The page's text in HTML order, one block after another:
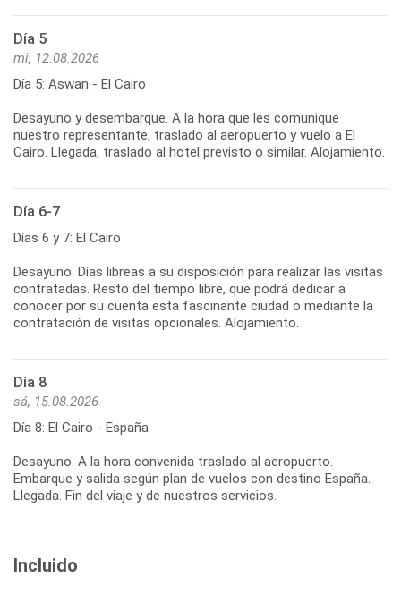
Día 5
mi, 12.08.2026
Día 5: Aswan - El Cairo
Desayuno y desembarque. A la hora que les comunique
nuestro representante, traslado al aeropuerto y vuelo a El
Cairo. Llegada, traslado al hotel previsto o similar. Alojamiento.
Día 6-7
Días 6 y 7: El Cairo
Desayuno. Días libreas a su disposición para realizar las visitas
contratadas. Resto del tiempo libre, que podrá dedicar a
conocer por su cuenta esta fascinante ciudad o mediante la
contratación de visitas opcionales. Alojamiento.
Día 8
sá, 15.08.2026
Día 8: El Cairo - España
Desayuno. A la hora convenida traslado al aeropuerto.
Embarque y salida según plan de vuelos con destino España.
Llegada. Fin del viaje y de nuestros servicios.
Incluido